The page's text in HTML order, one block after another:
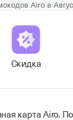
Airo в
Скидка
карта Airo.